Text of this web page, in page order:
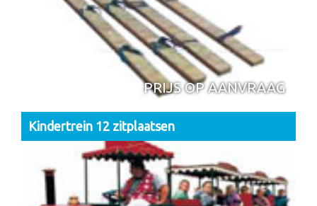
PRIJS OP AANVRAAG
Kindertrein 12 zitplaatsen